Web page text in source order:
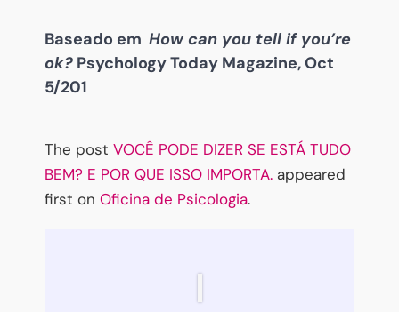
Baseado em How can you tell if you’re
ok? Psychology Today Magazine, Oct
5/201
The post VOCÊ PODE DIZER SE ESTÁ TUDO
BEM? E POR QUE ISSO IMPORTA. appeared
first on Oficina de Psicologia.